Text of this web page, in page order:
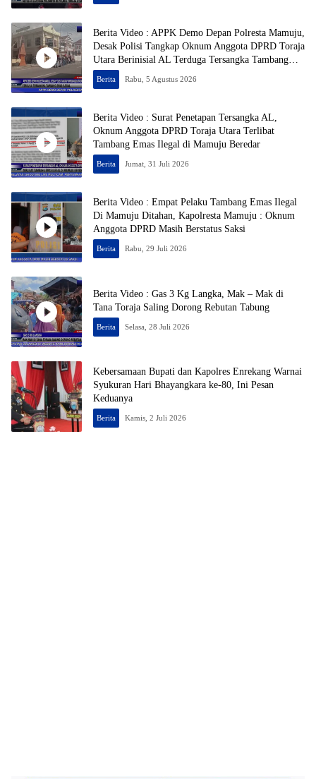
Berita Video : APPK Demo Depan Polresta Mamuju,
Desak Polisi Tangkap Oknum Anggota DPRD Toraja
Utara Berinisial AL Terduga Tersangka Tambang
Emas Ilegal
Berita Rabu, 5 Agustus 2026
Berita Video : Surat Penetapan Tersangka AL,
Oknum Anggota DPRD Toraja Utara Terlibat
Tambang Emas Ilegal di Mamuju Beredar
Berita Jumat, 31 Juli 2026
Berita Video : Empat Pelaku Tambang Emas Ilegal
Di Mamuju Ditahan, Kapolresta Mamuju : Oknum
Anggota DPRD Masih Berstatus Saksi
Berita Rabu, 29 Juli 2026
Berita Video : Gas 3 Kg Langka, Mak – Mak di
Tana Toraja Saling Dorong Rebutan Tabung
Berita Selasa, 28 Juli 2026
Kebersamaan Bupati dan Kapolres Enrekang Warnai
Syukuran Hari Bhayangkara ke-80, Ini Pesan
Keduanya
Berita Kamis, 2 Juli 2026